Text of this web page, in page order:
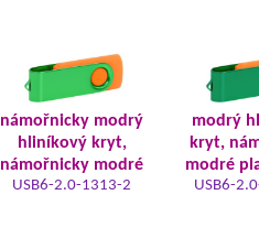
námořnicky modrý
hliníkový kryt,
námořnicky modré
USB6-2.0-1313-2
modrý
kryt,
modré
USB6-